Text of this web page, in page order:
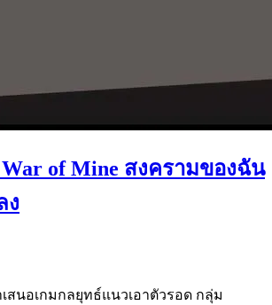
War of Mine สงครามของฉัน
ง
เสนอเกมกลยุทธ์แนวเอาตัวรอด กลุ่ม